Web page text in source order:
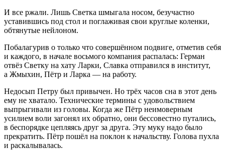
И все ржали. Лишь Светка шмыгала носом, безучастно
уставившись под стол и поглаживая свои круглые коленки,
обтянутые нейлоном.
Побалагурив о только что совершённом подвиге, отметив себя
и каждого, в начале восьмого компания распалась: Герман
отвёз Светку на хату Ларки, Славка отправился в институт,
а Жмыхин, Пётр и Ларка — на работу.
Недосып Петру был привычен. Но трёх часов сна в этот день
ему не хватало. Технические термины с удовольствием
выпрыгивали из головы. Когда же Пётр неимоверным
усилием воли загонял их обратно, они бессовестно путались,
в беспорядке цепляясь друг за друга. Эту муку надо было
прекратить. Пётр пошёл на поклон к начальству. Голова пухла
и раскалывалась.